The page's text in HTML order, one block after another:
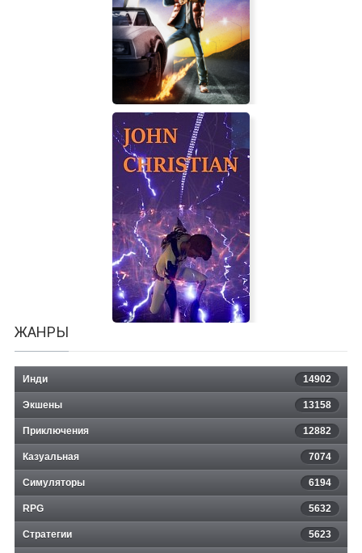
F/A-18E Super Hornet
Back to the Future: The Game
ЖАНРЫ
Инди 14902
Экшены 13158
Приключения 12882
Казуальная 7074
Симуляторы 6194
RPG 5632
Стратегии 5623